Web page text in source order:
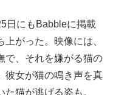
日にもBabbleに掲載
がった。映像には、
で、それを嫌がる猫の
彼女が猫の鳴き声を真
猫が逃げる姿も。